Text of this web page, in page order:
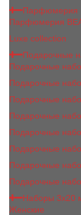
Парфюмерия
Парфюмерия
Luxe collection
Подарочные
Подарочные
Подарочные
Подарочные
Подарочные
Подарочные
Подарочные
Подарочные
Подарочные
Наборы 3х20
Женские